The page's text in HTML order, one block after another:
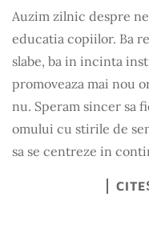
Auzim zilnic despre
educatia copiilor. Ba
slabe, ba in incinta
promoveaza mai nou
nu. Speram sincer sa
omului cu stirile de
sa se centreze in